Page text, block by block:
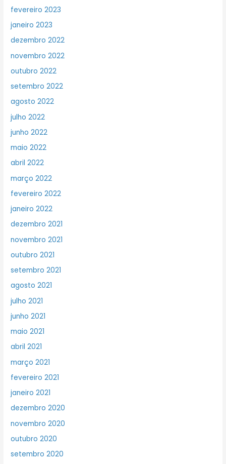
fevereiro 2023
janeiro 2023
dezembro 2022
novembro 2022
outubro 2022
setembro 2022
agosto 2022
julho 2022
junho 2022
maio 2022
abril 2022
março 2022
fevereiro 2022
janeiro 2022
dezembro 2021
novembro 2021
outubro 2021
setembro 2021
agosto 2021
julho 2021
junho 2021
maio 2021
abril 2021
março 2021
fevereiro 2021
janeiro 2021
dezembro 2020
novembro 2020
outubro 2020
setembro 2020